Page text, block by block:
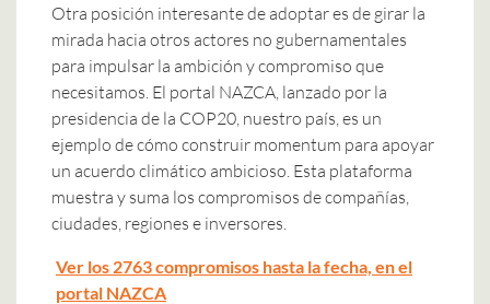
Otra posición interesante de adoptar es de girar la
mirada hacia otros actores no gubernamentales
para impulsar la ambición y compromiso que
necesitamos. El portal NAZCA, lanzado por la
presidencia de la COP20, nuestro país, es un
ejemplo de cómo construir momentum para apoyar
un acuerdo climático ambicioso. Esta plataforma
muestra y suma los compromisos de compañías,
ciudades, regiones e inversores.
Ver los 2763 compromisos hasta la fecha, en el
portal NAZCA